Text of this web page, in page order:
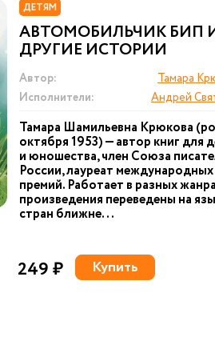
ДЕТЯМ
АВТОМОБИЛЬЧИК БИП
ДРУГИЕ ИСТОРИИ
Автор:
Тамара
Исполнители:
Андрей
Тамара Шамильевна Крюкова
октября 1953) — автор книг для
и юношества, член Союза
России, лауреат международных
премий. Работает в разных
произведения переведены на
стран ближне...
249 ₽ Купить